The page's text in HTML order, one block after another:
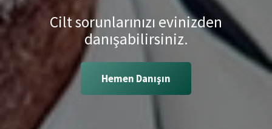
Cilt sorunlarınızı evinizden
danışabilirsiniz.
Hemen Danışın